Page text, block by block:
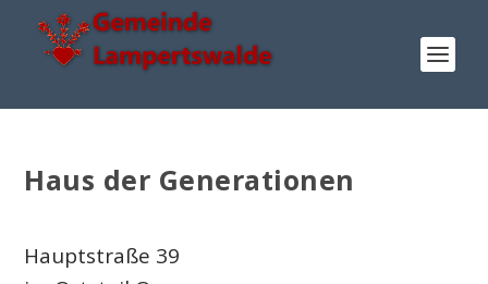
Haus der Generationen
Hauptstraße 39